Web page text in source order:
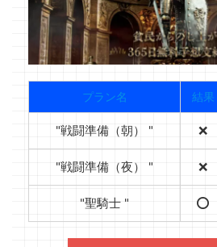
プラン名 結果
"戦闘準備（朝） " ❌
"戦闘準備（夜） " ❌
"聖騎士 " ⭕️